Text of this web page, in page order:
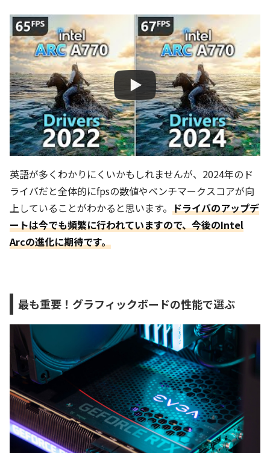
英語が多くわかりにくいかもしれませんが、2024年のド
ライバだと全体的にfpsの数値やベンチマークスコアが向
上していることがわかると思います。 ドライバのアップデ
ートは今でも頻繁に行われていますので、今後のIntel
Arcの進化に期待です。
最も重要！グラフィックボードの性能で選ぶ